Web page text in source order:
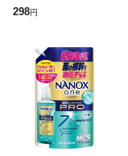
0ml
298円